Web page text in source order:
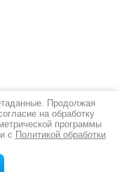
истинных ценителей
Продолжая
на обработку
программы
с Политикой обработки